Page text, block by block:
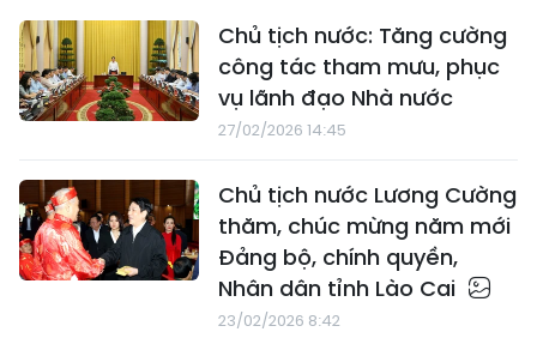
Chủ tịch nước: Tăng cường
công tác tham mưu, phục
vụ lãnh đạo Nhà nước
27/02/2026 14:45
Chủ tịch nước Lương Cường
thăm, chúc mừng năm mới
Đảng bộ, chính quyền,
Nhân dân tỉnh Lào Cai
23/02/2026 8:42